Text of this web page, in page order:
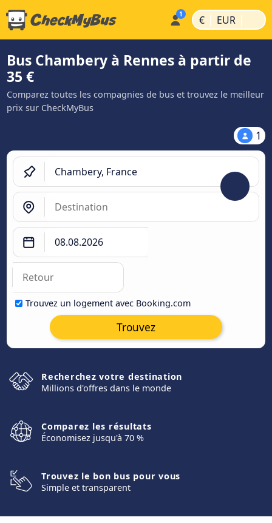
€ | EUR |
Bus Chambery à Rennes à partir de
35 €
Comparez toutes les compagnies de bus et trouvez le meilleur
prix sur CheckMyBus
1
Trouvez un logement avec Booking.com
Trouvez
Recherchez votre destination
Millions d'offres dans le monde
Comparez les résultats
Économisez jusqu'à 70 %
Trouvez le bon bus pour vous
Simple et transparent